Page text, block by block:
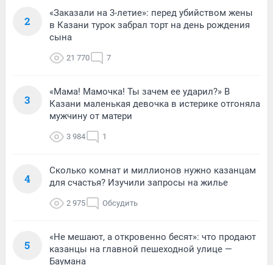
2
«Заказали на 3-летие»: перед убийством жены
в Казани турок забрал торт на день рождения
сына
21 770 7
3
«Мама! Мамочка! Ты зачем ее ударил?» В
Казани маленькая девочка в истерике отгоняла
мужчину от матери
3 984 1
4
Сколько комнат и миллионов нужно казанцам
для счастья? Изучили запросы на жилье
2 975 Обсудить
5
«Не мешают, а откровенно бесят»: что продают
казанцы на главной пешеходной улице —
Баумана